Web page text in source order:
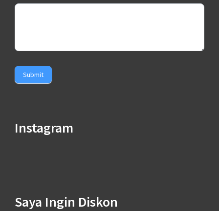
Submit
Instagram
Saya Ingin Diskon